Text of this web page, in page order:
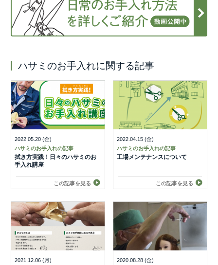
ハサミのお手入れに関する記事
2022.05.20 (金)
ハサミのお手入れの記事
拭き方実践！日々のハサミのお
手入れ講座
この記事を見る
2022.04.15 (金)
ハサミのお手入れの記事
工場メンテナンスについて
この記事を見る
2021.12.06 (月)
2020.08.28 (金)